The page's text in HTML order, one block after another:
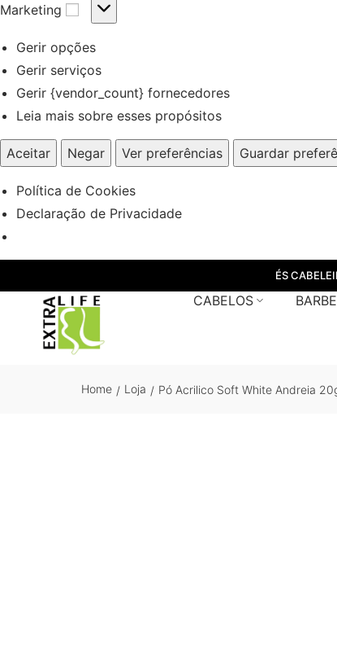
Marketing
Gerir opções
Gerir serviços
Gerir {vendor_count} fornecedores
Leia mais sobre esses propósitos
Aceitar Negar Ver preferências Guardar
Política de Cookies
Declaração de Privacidade
ÉS
CABELOS
Home / Loja / Pó Acrilico Soft White Andreia